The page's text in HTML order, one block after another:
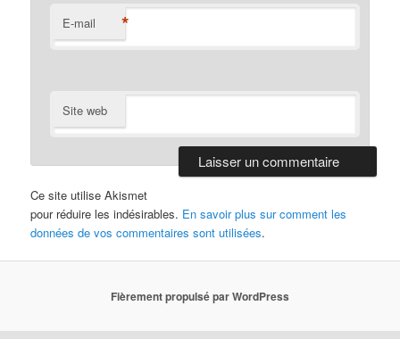
E-mail *
Site web
Ce site utilise Akismet
pour réduire les indésirables. En savoir plus sur comment les
données de vos commentaires sont utilisées.
Fièrement propulsé par WordPress